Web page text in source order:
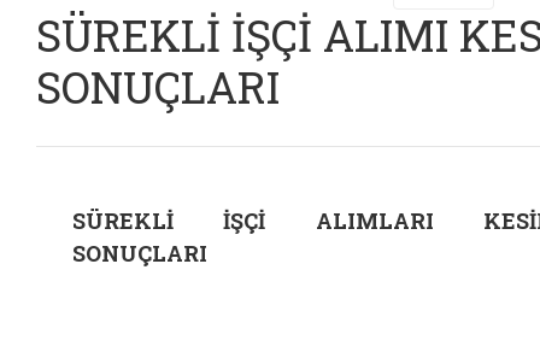
SÜREKLİ İŞÇİ ALIMI
SONUÇLARI
SÜREKLİ İŞÇİ ALIMLARI
SONUÇLARI